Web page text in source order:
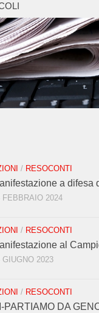
/ RESOCONTI
a difesa
FEBBRAIO 2024
/ RESOCONTI
al
GIUGNO 2023
/ RESOCONTI
PARTIAMO DA